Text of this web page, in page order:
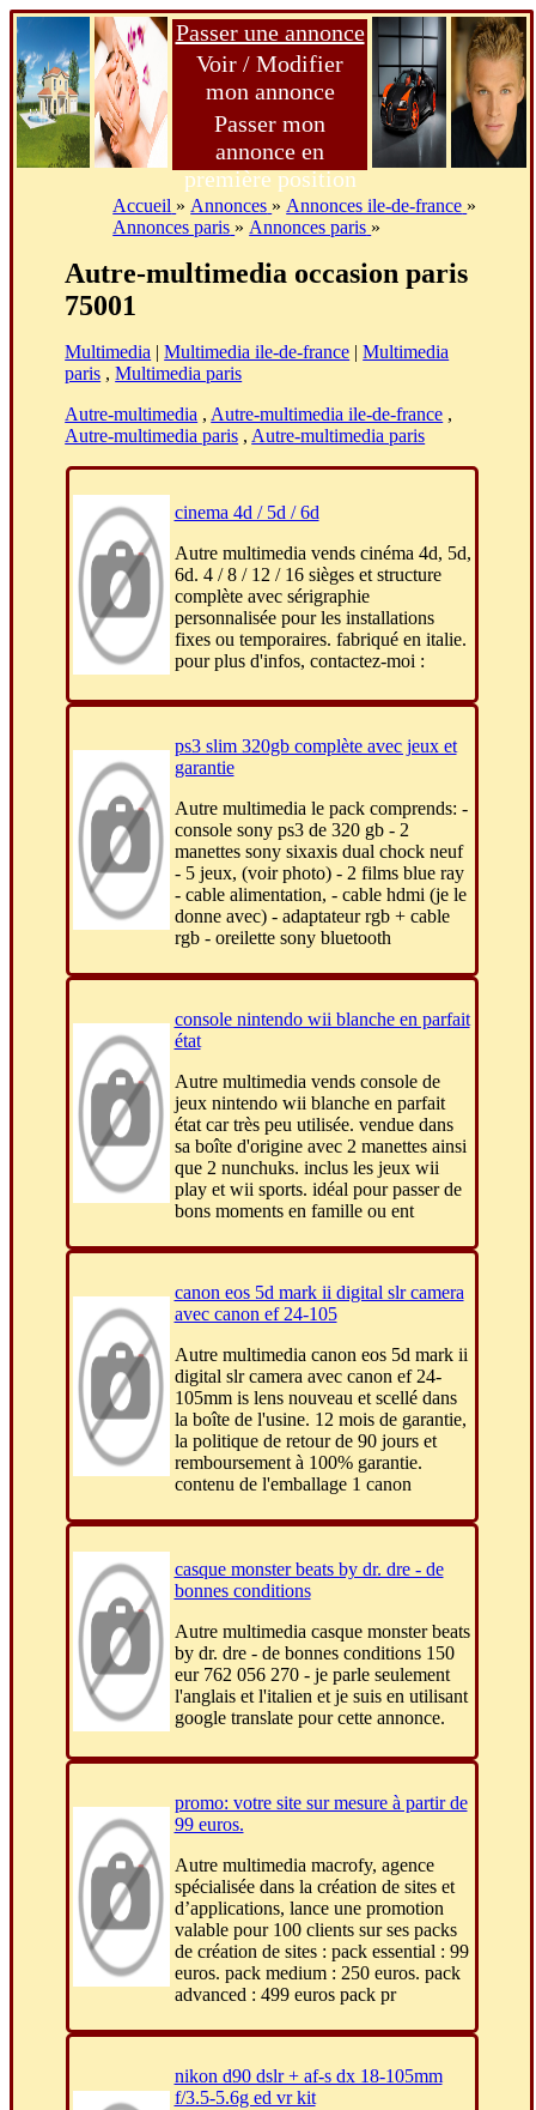
Passer une annonce
Voir / Modifier
mon annonce
Passer mon
annonce en
première position
Accueil » Annonces » Annonces ile-de-france »
Annonces paris » Annonces paris »
Autre-multimedia occasion paris
75001
Multimedia |Multimedia ile-de-france |Multimedia
paris ,Multimedia paris
Autre-multimedia , Autre-multimedia ile-de-france ,
Autre-multimedia paris , Autre-multimedia paris
cinema 4d / 5d / 6d
Autre multimedia vends cinéma 4d, 5d,
6d. 4 / 8 / 12 / 16 sièges et structure
complète avec sérigraphie
personnalisée pour les installations
fixes ou temporaires. fabriqué en italie.
pour plus d'infos, contactez-moi :
ps3 slim 320gb complète avec jeux et
garantie
Autre multimedia le pack comprends: -
console sony ps3 de 320 gb - 2
manettes sony sixaxis dual chock neuf
- 5 jeux, (voir photo) - 2 films blue ray
- cable alimentation, - cable hdmi (je le
donne avec) - adaptateur rgb + cable
rgb - oreilette sony bluetooth
console nintendo wii blanche en parfait
état
Autre multimedia vends console de
jeux nintendo wii blanche en parfait
état car très peu utilisée. vendue dans
sa boîte d'origine avec 2 manettes ainsi
que 2 nunchuks. inclus les jeux wii
play et wii sports. idéal pour passer de
bons moments en famille ou ent
canon eos 5d mark ii digital slr camera
avec canon ef 24-105
Autre multimedia canon eos 5d mark ii
digital slr camera avec canon ef 24-
105mm is lens nouveau et scellé dans
la boîte de l'usine. 12 mois de garantie,
la politique de retour de 90 jours et
remboursement à 100% garantie.
contenu de l'emballage 1 canon
casque monster beats by dr. dre - de
bonnes conditions
Autre multimedia casque monster beats
by dr. dre - de bonnes conditions 150
eur 762 056 270 - je parle seulement
l'anglais et l'italien et je suis en utilisant
google translate pour cette annonce.
promo: votre site sur mesure à partir de
99 euros.
Autre multimedia macrofy, agence
spécialisée dans la création de sites et
d’applications, lance une promotion
valable pour 100 clients sur ses packs
de création de sites : pack essential : 99
euros. pack medium : 250 euros. pack
advanced : 499 euros pack pr
nikon d90 dslr + af-s dx 18-105mm
f/3.5-5.6g ed vr kit